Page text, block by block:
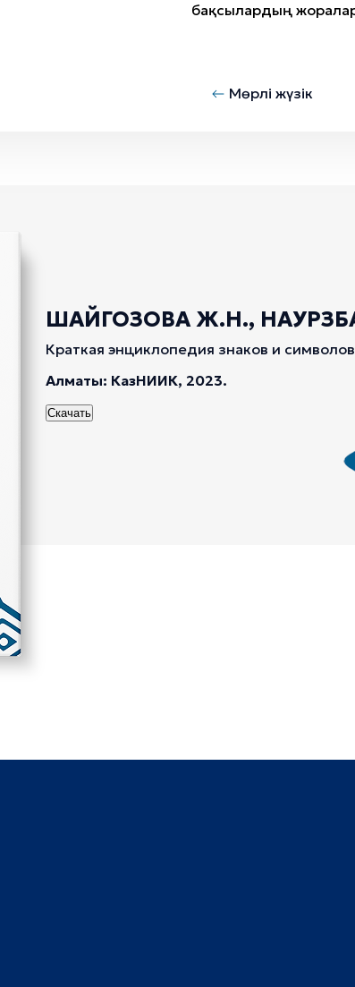
бақсылардың
Мөрлі жүзік
ШАЙГОЗОВА Ж.Н.,
Краткая энциклопедия знаков и
Алматы: КазНИИК, 2023.
Скачать